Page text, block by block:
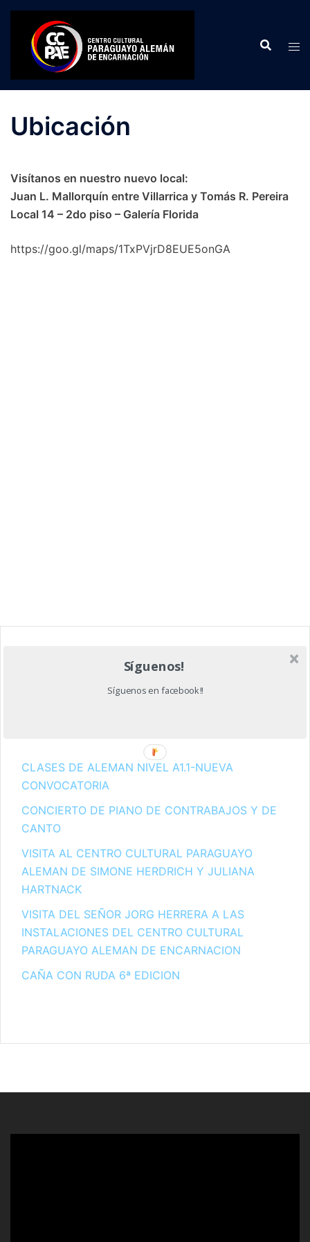
Saltar
contenido
Ubicación
Visítanos en nuestro nuevo local:
Juan L. Mallorquín entre Villarrica y Tomás R. Pereira
Local 14 – 2do piso – Galería Florida
https://goo.gl/maps/1TxPVjrD8EUE5onGA
CLASES DE ALEMAN NIVEL A1.1-NUEVA
CONVOCATORIA
CONCIERTO DE PIANO DE CONTRABAJOS Y DE
CANTO
VISITA AL CENTRO CULTURAL PARAGUAYO
ALEMAN DE SIMONE HERDRICH Y JULIANA
HARTNACK
VISITA DEL SEÑOR JORG HERRERA A LAS
INSTALACIONES DEL CENTRO CULTURAL
PARAGUAYO ALEMAN DE ENCARNACION
CAÑA CON RUDA 6ª EDICION
Síguenos!
Síguenos en facebook!!